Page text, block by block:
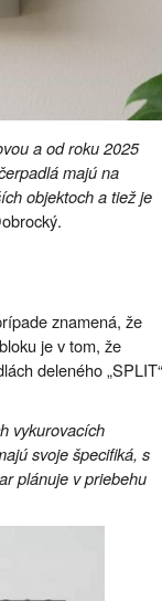
a od roku 2025
majú na
objektoch a tiež je
znamená, že
je v tom, že
deleného „SPLIT“
vykurovacích
svoje špecifiká, s
plánuje v priebehu